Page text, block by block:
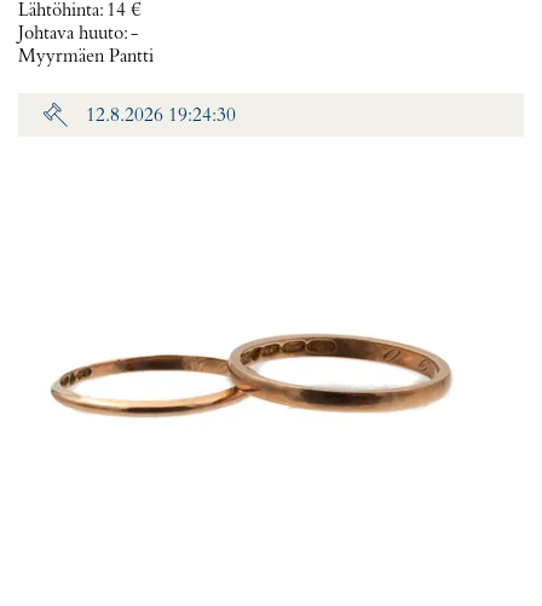
Lähtöhinta: 14 €
Johtava huuto:-
Myyrmäen Pantti
12.8.2026 19:24:30